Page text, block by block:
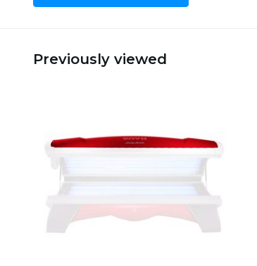
Previously viewed